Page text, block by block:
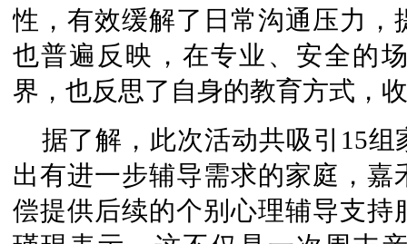
性，有效缓解了日常沟通压力
也普遍反映，在专业、安全的
界，也反思了自身的教育方式，
据了解，此次活动共吸引15
出有进一步辅导需求的家庭，
偿提供后续的个别心理辅导支